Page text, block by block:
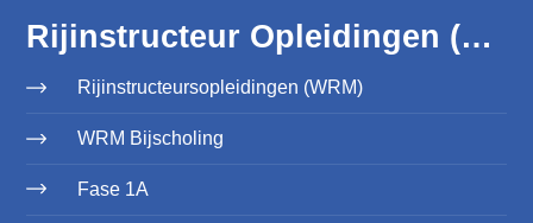
Rijinstructeur Opleidingen (WRM)
Rijinstructeursopleidingen (WRM)
WRM Bijscholing
Fase 1A